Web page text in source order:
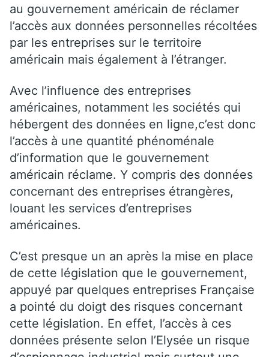
au gouvernement américain de réclamer
l’accès aux données personnelles récoltées
par les entreprises sur le territoire
américain mais également à l’étranger.
Avec l’influence des entreprises
américaines, notamment les sociétés qui
hébergent des données en ligne,c’est donc
l’accès à une quantité phénoménale
d’information que le gouvernement
américain réclame. Y compris des données
concernant des entreprises étrangères,
louant les services d’entreprises
américaines.
C’est presque un an après la mise en place
de cette législation que le gouvernement,
appuyé par quelques entreprises Française
a pointé du doigt des risques concernant
cette législation. En effet, l’accès à ces
données présente selon l’Elysée un risque